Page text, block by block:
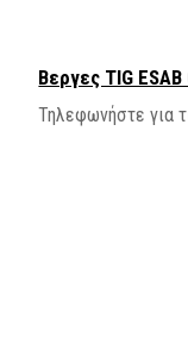
Βεργες ΤIG
Τηλεφωνήστε για